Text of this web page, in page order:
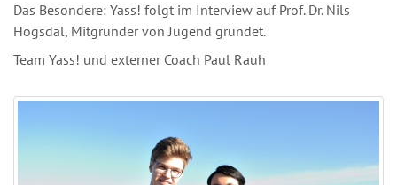
Das Besondere: Yass! folgt im Interview auf Prof. Dr. Nils
Högsdal, Mitgründer von Jugend gründet.
Team Yass! und externer Coach Paul Rauh